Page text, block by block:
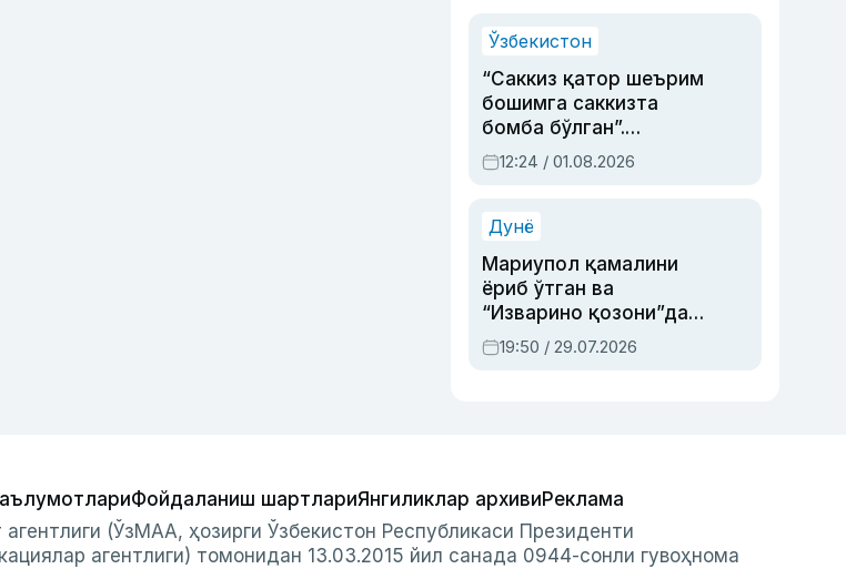
Ўзбекистон
“Саккиз қатор шеърим
бошимга саккизта
бомба бўлган”.
Абдулла Ориповни
сиёсий айбловлардан
12:24 / 01.08.2026
Дунё
Мариупол қамалини
ёриб ўтган ва
“Изварино қозони”дан
чиққан қаҳрамон —
Украина армияси бош
19:50 / 29.07.2026
Фойдаланиш шартлариЯнгиликлар архивиРеклама
(ЎзМАА, ҳозирги Ўзбекистон Республикаси Президенти
агентлиги) томонидан 13.03.2015 йил санада 0944-сонли гувоҳнома